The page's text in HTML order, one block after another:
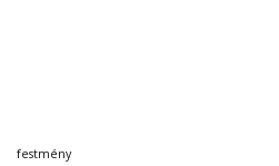
festmény